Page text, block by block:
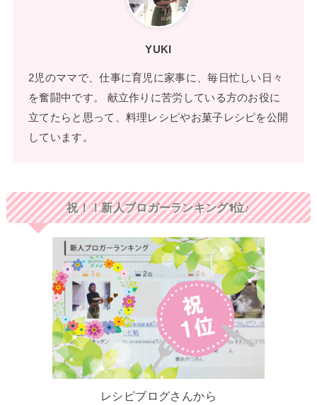
YUKI
2児のママで、仕事に育児に家事に、毎日忙しい日々
を奮闘中です。 献立作りに苦労している方のお役に
立てたらと思って、料理レシピやお菓子レシピを公開
しています。
祝！！新人ブロガーランキング1位♪
レシピブログさんから